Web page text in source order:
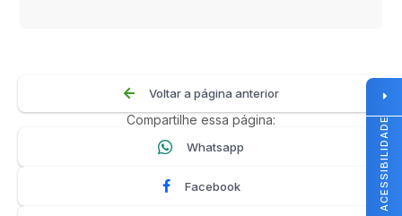
Voltar a página anterior
Compartilhe essa página:
Whatsapp
Facebook ACESSIBILIDADE